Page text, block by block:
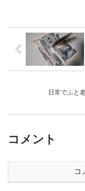
日常でふと
コメント
コ